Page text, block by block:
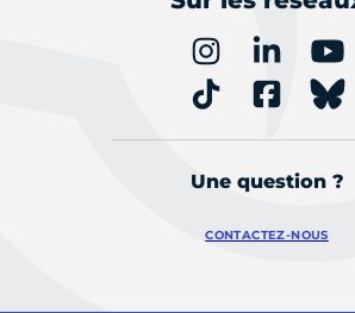
Une question ?
CONTACTEZ-NOUS